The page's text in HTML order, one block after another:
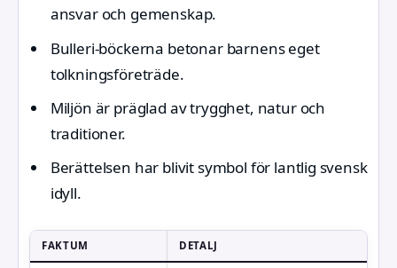
ansvar och gemenskap.
Bulleri-böckerna betonar barnens eget
tolkningsföreträde.
Miljön är präglad av trygghet, natur och
traditioner.
Berättelsen har blivit symbol för lantlig svensk
idyll.
FAKTUM DETALJ